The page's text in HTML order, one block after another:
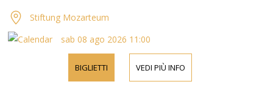
Stiftung Mozarteum
sab 08 ago 2026 11:00
BIGLIETTI VEDI PIÙ INFO